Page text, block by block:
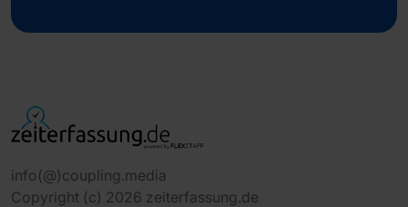
info(@)coupling.media
Copyright (c) 2026 zeiterfassung.de